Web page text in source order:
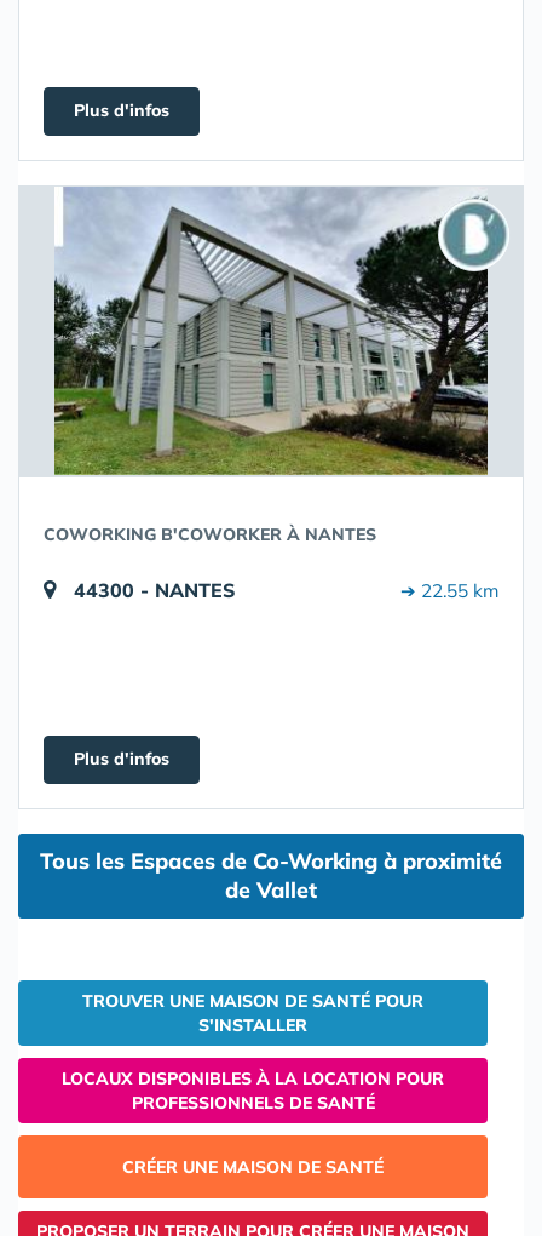
Plus d'infos
COWORKING B'COWORKER À NANTES
44300 - NANTES ➔ 22.55 km
Plus d'infos
Tous les Espaces de Co-Working à proximité
de Vallet
TROUVER UNE MAISON DE SANTÉ POUR
S'INSTALLER
LOCAUX DISPONIBLES À LA LOCATION POUR
PROFESSIONNELS DE SANTÉ
CRÉER UNE MAISON DE SANTÉ
PROPOSER UN TERRAIN POUR CRÉER UNE MAISON